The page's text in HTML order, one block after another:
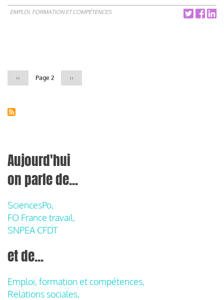
EMPLOI, FORMATION ET COMPÉTENCES
Page
précédente
‹‹ Page 2
Page
››
Aujourd'hui
on parle de...
SciencesPo,
FO France travail,
SNPEA CFDT
et de...
Emploi, formation et compétences,
Relations sociales,